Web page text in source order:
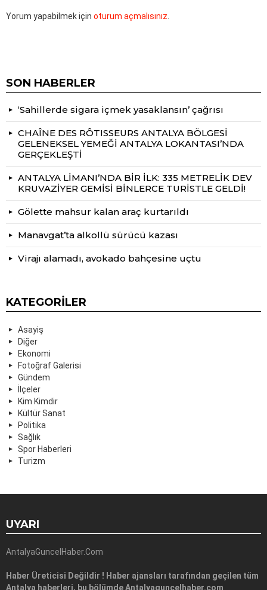
Yorum yapabilmek için oturum açmalısınız
SON HABERLER
‘Sahillerde sigara içmek yasaklansın’ çağrısı
CHAÎNE DES RÔTISSEURS ANTALYA BÖLGESİ
GELENEKSEL YEMEĞİ ANTALYA LOKANTASI’NDA
GERÇEKLEŞTİ
ANTALYA LİMANI’NDA BİR İLK: 335 METRELİK DEV
KRUVAZİYER GEMİSİ BİNLERCE TURİSTLE GELDİ!
Gölette mahsur kalan araç kurtarıldı
Manavgat’ta alkollü sürücü kazası
Virajı alamadı, avokado bahçesine uçtu
KATEGORILER
Asayiş
Diğer
Ekonomi
Fotoğraf Galerisi
Gündem
İlçeler
Kim Kimdir
Kültür Sanat
Politika
Sağlık
Spor Haberleri
Turizm
UYARI
AntalyaGuncelHaber.Com
Haber Üreticisi Değildir ! Haber ajansları tarafından geçilen tüm
Antalya haberleri, bu bölümde Antalyaguncelhaber.com